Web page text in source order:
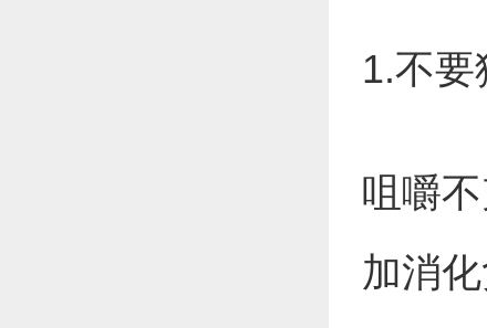
1.不要
咀嚼
加消